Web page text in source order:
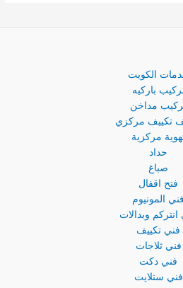
الكويت
باركيه
مداخن
تكييف مركزي
مركزية
حداد
صباغ
فتح اقفال
فني المونيوم
انتركم وبدالات
فني تكييف
فني ثلاجات
فني دكت
فني ستلايت